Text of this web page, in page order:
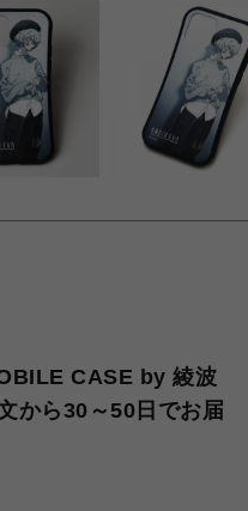
CASE by 綾波
から30～50日でお届